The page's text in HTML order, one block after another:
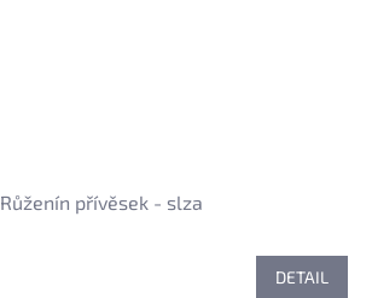
Růženín přívěsek - slza
DETAIL